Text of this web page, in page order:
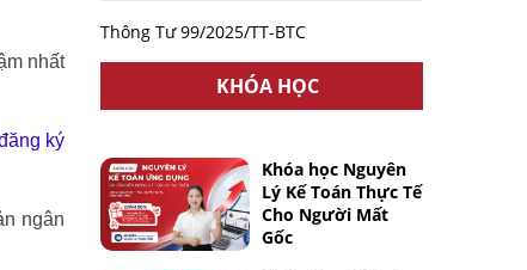
nhất
ký
ngân
Thông Tư 99/2025/TT-BTC
KHÓA HỌC
Khóa học Nguyên
Lý Kế Toán Thực Tế
Cho Người Mất
Gốc